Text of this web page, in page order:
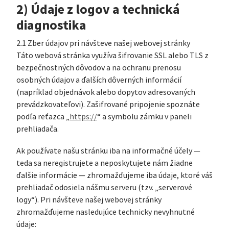
2) Údaje z logov a technická
diagnostika
2.1 Zber údajov pri návšteve našej webovej stránky
Táto webová stránka využíva šifrovanie SSL alebo TLS z
bezpečnostných dôvodov a na ochranu prenosu
osobných údajov a ďalších dôverných informácií
(napríklad objednávok alebo dopytov adresovaných
prevádzkovateľovi). Zašifrované pripojenie spoznáte
podľa reťazca „https://“ a symbolu zámku v paneli
prehliadača.
Ak používate našu stránku iba na informačné účely —
teda sa neregistrujete a neposkytujete nám žiadne
ďalšie informácie — zhromažďujeme iba údaje, ktoré váš
prehliadač odosiela nášmu serveru (tzv. „serverové
logy“). Pri návšteve našej webovej stránky
zhromažďujeme nasledujúce technicky nevyhnutné
údaje: